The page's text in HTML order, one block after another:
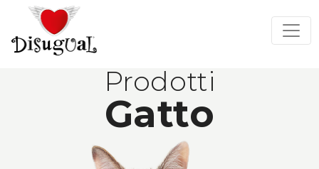
Prodotti
Gatto